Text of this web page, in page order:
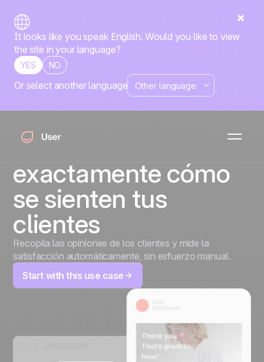
It looks like you speak English. Would you like to view
the site in your language?
YES NO
Or select another language
Siete días después
de cada compra,
podrías saber
exactamente cómo
se sienten tus
clientes
Recopila las opiniones de los clientes y mide la
satisfacción automáticamente, sin esfuerzo manual.
Start with this use case